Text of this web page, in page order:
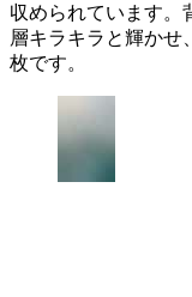
収められています。
層キラキラと輝かせ
枚です。